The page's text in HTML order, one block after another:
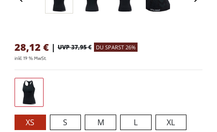
28,12 € | UVP 37,95 € DU SPARST 26%
inkl. 19 % MwSt.
XS S M L XL